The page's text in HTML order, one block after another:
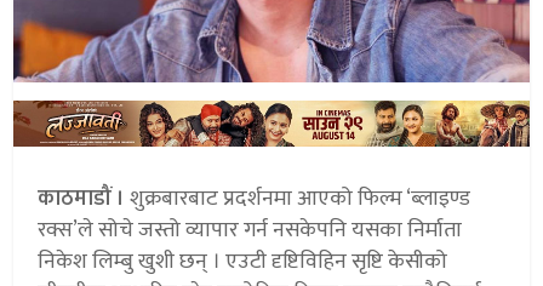
काठमाडौं । शुक्रबारबाट प्रदर्शनमा आएको फिल्म ‘ब्लाइण्ड
रक्स’ले सोचे जस्तो व्यापार गर्न नसकेपनि यसका निर्माता
निकेश लिम्बु खुशी छन् । एउटी दृष्टिविहिन सृष्टि केसीको